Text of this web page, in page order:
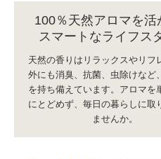
100％天然アロマを活
スマートなライフス
天然の香りはリラックスやリフ
外にも消臭、抗菌、虫除けなど
を持ち備えています。 アロマを
にとどめず、 毎日の暮らしに取
ませんか。